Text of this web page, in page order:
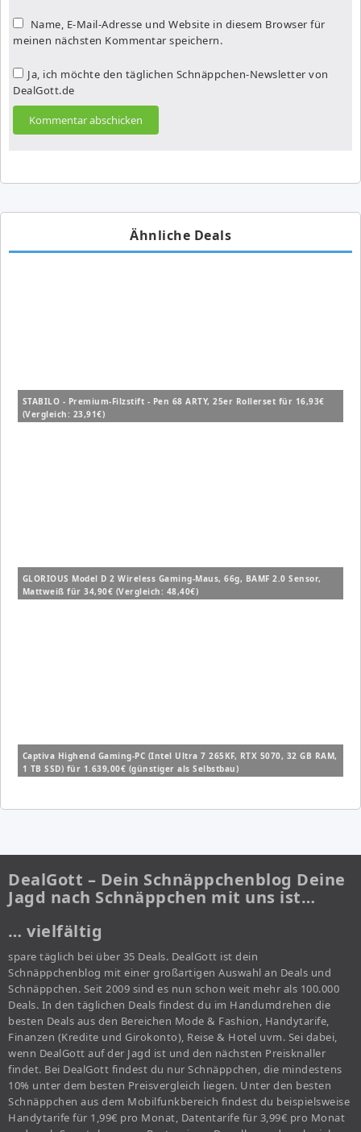
Name, E-Mail-Adresse und Website in diesem Browser für
meinen nächsten Kommentar speichern.
Ja, ich möchte den täglichen Schnäppchen-Newsletter von
DealGott.de
Ähnliche Deals
STABILO - Premium-Filzstift - Pen 68 ARTY, 25er Rollerset für 16,93€
(Vergleich: 23,91€)
GLORIOUS Model D 2 Wireless Gaming-Maus, 66g, BAMF 2.0 Sensor,
Mattweiß für 34,90€ (Vergleich: 48,40€)
Captiva Highend Gaming-PC (Intel Ultra 7 265KF, RTX 5070, 32 GB RAM,
1 TB SSD) für 1.639,00€ (günstiger als Selbstbau)
DealGott – Dein Schnäppchenblog Deine
Jagd nach Schnäppchen mit uns ist…
… vielfältig
spare täglich bei über 35 Deals. DealGott ist dein
Schnäppchenblog mit einer großartigen Auswahl an Deals und
Schnäppchen. Seit 2009 sind es nun schon weit mehr als 100.000
Deals. In den täglichen Deals findest du im Handumdrehen die
besten Deals aus den Bereichen Mode & Fashion, Handytarife,
Finanzen (Kredite und Girokonto), Reise & Hotel uvm. Sei dabei,
wenn DealGott auf der Jagd ist und den nächsten Preisknaller
findet. Bei DealGott findest du nur Schnäppchen, die mindestens
10% unter dem besten Preisvergleich liegen. Unter den besten
Schnäppchen aus dem Mobilfunkbereich findest du beispielsweise
Handytarife für 1,99€ pro Monat, Datentarife für 3,99€ pro Monat